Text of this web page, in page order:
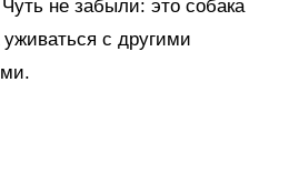
не забыли: это собака
уживаться с другими